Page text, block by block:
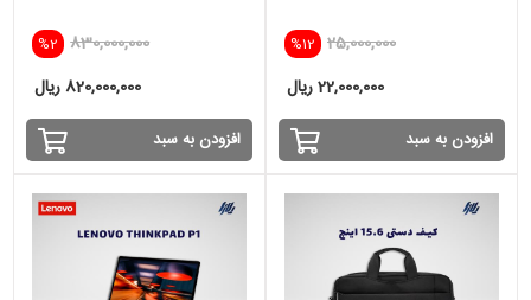
%12 25,000,000
22,000,000 ریال
افزودن به سبد
%2 830,000,000
820,000,000 ریال
افزودن به سبد